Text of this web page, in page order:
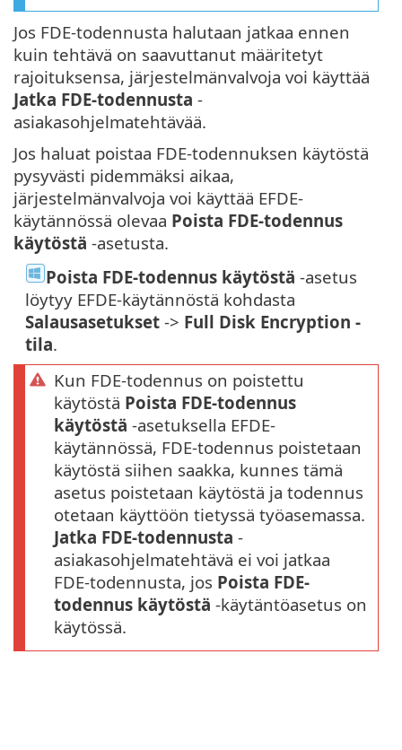
Jos FDE-todennusta halutaan jatkaa ennen
kuin tehtävä on saavuttanut määritetyt
rajoituksensa, järjestelmänvalvoja voi käyttää
Jatka FDE-todennusta -
asiakasohjelmatehtävää.
Jos haluat poistaa FDE-todennuksen käytöstä
pysyvästi pidemmäksi aikaa,
järjestelmänvalvoja voi käyttää EFDE-
käytännössä olevaa Poista FDE-todennus
käytöstä -asetusta.
Poista FDE-todennus käytöstä -asetus
löytyy EFDE-käytännöstä kohdasta
Salausasetukset -> Full Disk Encryption -
tila.
Kun FDE-todennus on poistettu
käytöstä Poista FDE-todennus
käytöstä -asetuksella EFDE-
käytännössä, FDE-todennus poistetaan
käytöstä siihen saakka, kunnes tämä
asetus poistetaan käytöstä ja todennus
otetaan käyttöön tietyssä työasemassa.
Jatka FDE-todennusta -
asiakasohjelmatehtävä ei voi jatkaa
FDE-todennusta, jos Poista FDE-
todennus käytöstä -käytäntöasetus on
käytössä.